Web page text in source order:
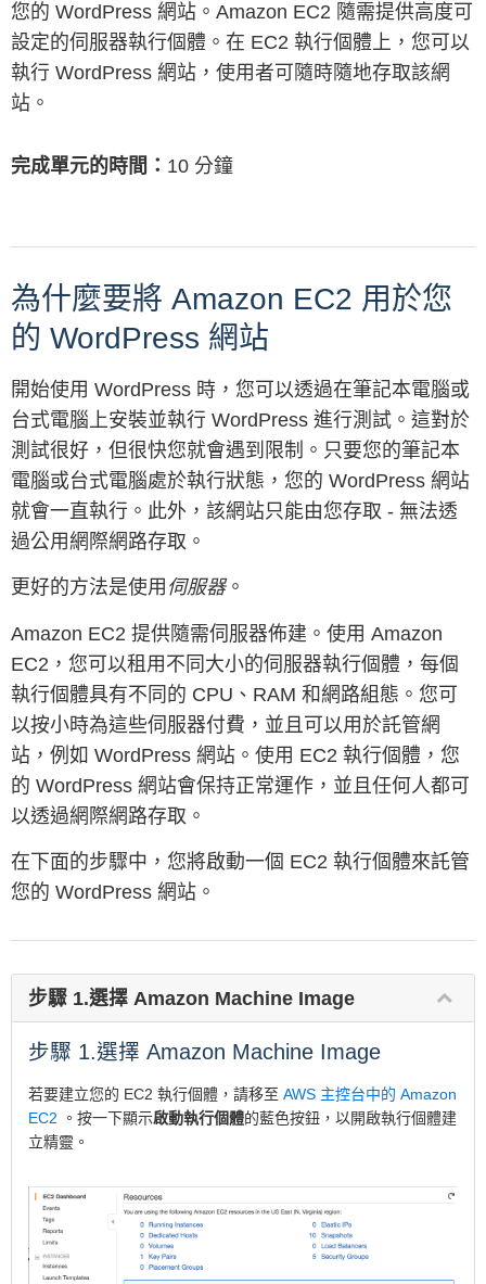
您的 WordPress 網站。Amazon EC2 隨需提供高度可
設定的伺服器執行個體。在 EC2 執行個體上，您可以
執行 WordPress 網站，使用者可隨時隨地存取該網
站。
完成單元的時間： 10 分鐘
為什麼要將 Amazon EC2 用於您
的 WordPress 網站
開始使用 WordPress 時，您可以透過在筆記本電腦或
台式電腦上安裝並執行 WordPress 進行測試。這對於
測試很好，但很快您就會遇到限制。只要您的筆記本
電腦或台式電腦處於執行狀態，您的 WordPress 網站
就會一直執行。此外，該網站只能由您存取 - 無法透
過公用網際網路存取。
更好的方法是使用 伺服器。
Amazon EC2 提供隨需伺服器佈建。使用 Amazon
EC2，您可以租用不同大小的伺服器執行個體，每個
執行個體具有不同的 CPU、RAM 和網路組態。您可
以按小時為這些伺服器付費，並且可以用於託管網
站，例如 WordPress 網站。使用 EC2 執行個體，您
的 WordPress 網站會保持正常運作，並且任何人都可
以透過網際網路存取。
在下面的步驟中，您將啟動一個 EC2 執行個體來託管
您的 WordPress 網站。
步驟 1.選擇 Amazon Machine Image
步驟 1.選擇 Amazon Machine Image
若要建立您的 EC2 執行個體，請移至 AWS 主控台中的 Amazon
EC2
。按一下顯示啟動執行個體的藍色按鈕，以開啟執行個體建
立精靈。